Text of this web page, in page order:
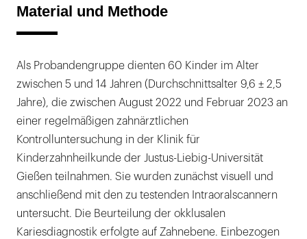
Material und Methode
Als Probandengruppe dienten 60 Kinder im Alter
zwischen 5 und 14 Jahren (Durchschnittsalter 9,6 ± 2,5
Jahre), die zwischen August 2022 und Februar 2023 an
einer regelmäßigen zahnärztlichen
Kontrolluntersuchung in der Klinik für
Kinderzahnheilkunde der Justus-Liebig-Universität
Gießen teilnahmen. Sie wurden zunächst visuell und
anschließend mit den zu testenden Intraoralscannern
untersucht. Die Beurteilung der okklusalen
Kariesdiagnostik erfolgte auf Zahnebene. Einbezogen